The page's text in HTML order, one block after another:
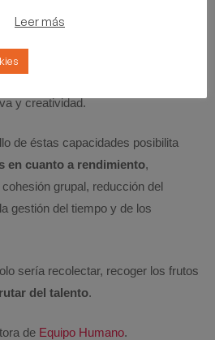
han probado que la
y creatividad.
de éstas capacidades posibilita
en cuanto a rendimiento,
grupal, reducción del
gestión del tiempo y de los
sería recolectar, recoger los frutos
del talento.
de Equipo Humano.
Leer más